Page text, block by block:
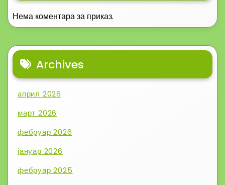
Нема коментара за приказ.
Archives
април 2026
март 2026
фебруар 2026
јануар 2026
фебруар 2025